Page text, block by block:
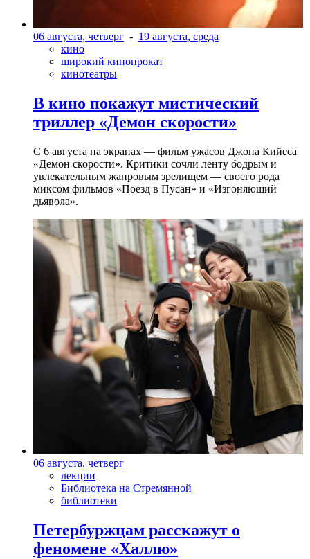
06 августа, четверг - 19 августа, среда
кино
широкий кинопрокат
кинотеатры
В кино покажут мистический
триллер «Демон скорости»
С 6 августа на экранах — фильм ужасов Джона Кийеса
«Демон скорости». Критики сочли ленту бодрым и
увлекательным жанровым зрелищeм — своего рода
миксом фильмов «Поезд в Пусан» и «Изгоняющий
дьявола».
06 августа, четверг
лекции
Библиотека на Стремянной
библиотеки
Петербуржцам расскажут о
феномене «Халлю»